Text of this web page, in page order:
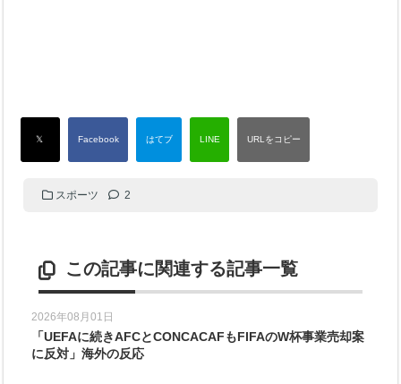
スポーツ 2
この記事に関連する記事一覧
2026年08月01日
「UEFAに続きAFCとCONCACAFもFIFAのW杯事業売却案
に反対」海外の反応